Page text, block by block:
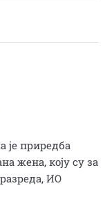
је приредба
жена, коју су за
ИО